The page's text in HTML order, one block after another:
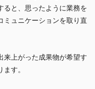
ると、思ったように業務を
ミュニケーションを取り直
来上がった成果物が希望す
す。